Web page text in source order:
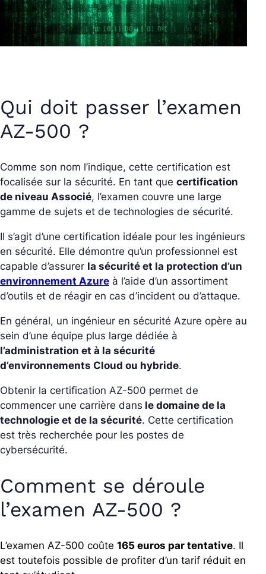
Qui doit passer l’examen
AZ-500 ?
Comme son nom l’indique, cette certification est
focalisée sur la sécurité. En tant que certification
de niveau Associé, l’examen couvre une large
gamme de sujets et de technologies de sécurité.
Il s’agit d’une certification idéale pour les ingénieurs
en sécurité. Elle démontre qu’un professionnel est
capable d’assurer la sécurité et la protection d’un
environnement Azure à l’aide d’un assortiment
d’outils et de réagir en cas d’incident ou d’attaque.
En général, un ingénieur en sécurité Azure opère au
sein d’une équipe plus large dédiée à
l’administration et à la sécurité
d’environnements Cloud ou hybride.
Obtenir la certification AZ-500 permet de
commencer une carrière dans le domaine de la
technologie et de la sécurité. Cette certification
est très recherchée pour les postes de
cybersécurité.
Comment se déroule
l’examen AZ-500 ?
L’examen AZ-500 coûte 165 euros par tentative. Il
est toutefois possible de profiter d’un tarif réduit en